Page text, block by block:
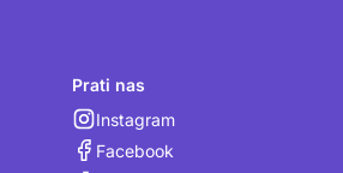
Prati nas
Instagram
Facebook